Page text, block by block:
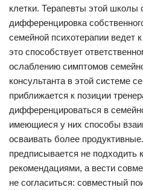
клетки. Терапевты этой школы
дифференцировка
семейной психотерапии ведет
это способствует
ослаблению симптомов
консультанта в этой системе
приближается к позиции
дифференцироваться в
имеющиеся у них способы
осваивать более
предписывается не подходить
рекомендациями, а вести
не согласиться: совместный